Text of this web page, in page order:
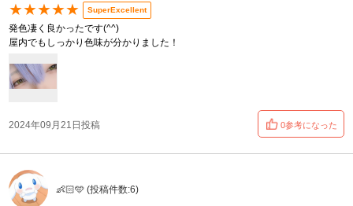
★★★★★ SuperExcellent
発色凄く良かったです(^^)
屋内でもしっかり色味が分かりました！
2024年09月21日投稿 0参考になった
👶🏻🩵 (投稿件数:6)